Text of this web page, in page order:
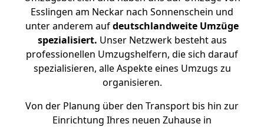
Esslingen am Neckar nach Sonnenschein und
unter anderem aufdeutschlandweite Umzüge
spezialisiert. Unser Netzwerk besteht aus
professionellen Umzugshelfern, die sich darauf
spezialisieren, alle Aspekte eines Umzugs zu
organisieren.
Von der Planung über den Transport bis hin zur
Einrichtung Ihres neuen Zuhause in